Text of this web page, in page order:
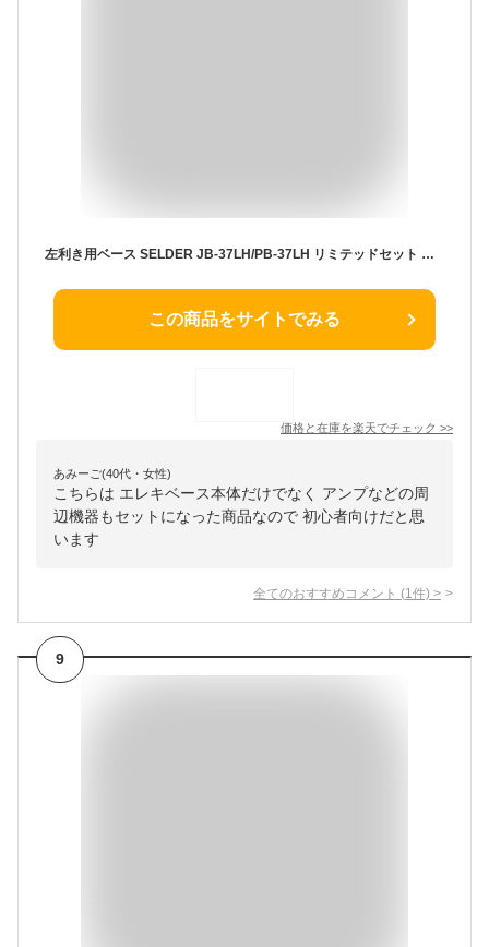
左利き用ベース SELDER JB-37LH/PB-37LH リミテッドセット 【 エレキベース セルダー ベース初心者 入門セット JB37LH PB37LH 】【大型荷物】【5と0のつく日は当店ポイント5倍！】
この商品をサイトでみる
価格と在庫を楽天でチェック >>
あみーご(40代・女性)
こちらは エレキベース本体だけでなく アンプなどの周
辺機器もセットになった商品なので 初心者向けだと思
います
全てのおすすめコメント (1 件) >
9